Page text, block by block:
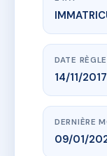
PARC
15-17 rue
DATE
14/11/2017
DERNIÈRE
09/01/